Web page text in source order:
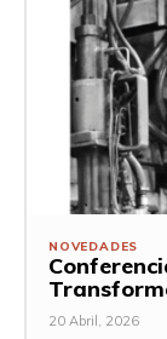
NOVEDADES
20 Abril, 2026